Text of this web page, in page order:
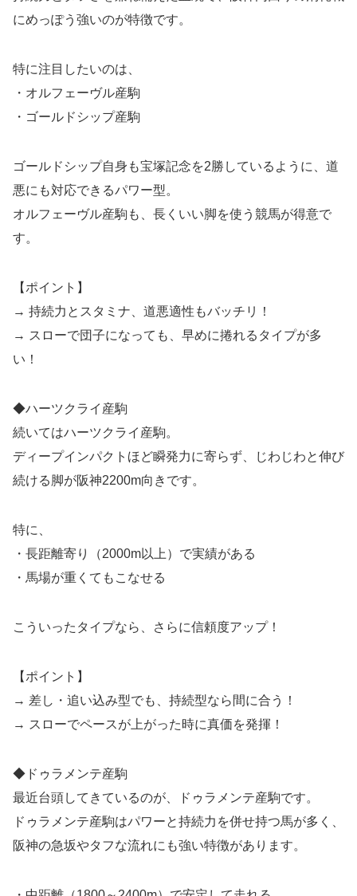
にめっぽう強いのが特徴です。
特に注目したいのは、
・オルフェーヴル産駒
・ゴールドシップ産駒
ゴールドシップ自身も宝塚記念を2勝しているように、道
悪にも対応できるパワー型。
オルフェーヴル産駒も、長くいい脚を使う競馬が得意で
す。
【ポイント】
→ 持続力とスタミナ、道悪適性もバッチリ！
→ スローで団子になっても、早めに捲れるタイプが多
い！
◆ハーツクライ産駒
続いてはハーツクライ産駒。
ディープインパクトほど瞬発力に寄らず、じわじわと伸び
続ける脚が阪神2200m向きです。
特に、
・長距離寄り（2000m以上）で実績がある
・馬場が重くてもこなせる
こういったタイプなら、さらに信頼度アップ！
【ポイント】
→ 差し・追い込み型でも、持続型なら間に合う！
→ スローでペースが上がった時に真価を発揮！
◆ドゥラメンテ産駒
最近台頭してきているのが、ドゥラメンテ産駒です。
ドゥラメンテ産駒はパワーと持続力を併せ持つ馬が多く、
阪神の急坂やタフな流れにも強い特徴があります。